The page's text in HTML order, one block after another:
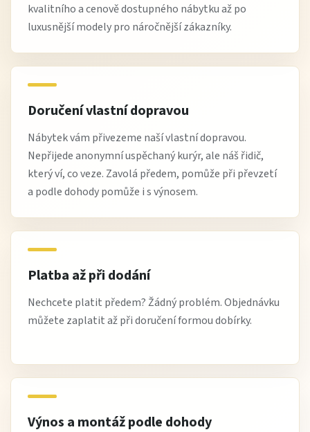
kvalitního a cenově dostupného nábytku až po
luxusnější modely pro náročnější zákazníky.
Doručení vlastní dopravou
Nábytek vám přivezeme naší vlastní dopravou.
Nepřijede anonymní uspěchaný kurýr, ale náš řidič,
který ví, co veze. Zavolá předem, pomůže při převzetí
a podle dohody pomůže i s výnosem.
Platba až při dodání
Nechcete platit předem? Žádný problém. Objednávku
můžete zaplatit až při doručení formou dobírky.
Výnos a montáž podle dohody